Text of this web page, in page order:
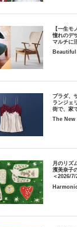
【一生モ
憧れのデ
マルチに
プラダ、
ランジェ
街で、家
The
月のリズ
濱美奈子
＜2026/